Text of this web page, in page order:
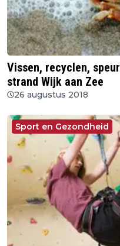
Vissen, recyclen,
strand Wijk aan Zee
26 augustus 2018
Sport en Gezondheid